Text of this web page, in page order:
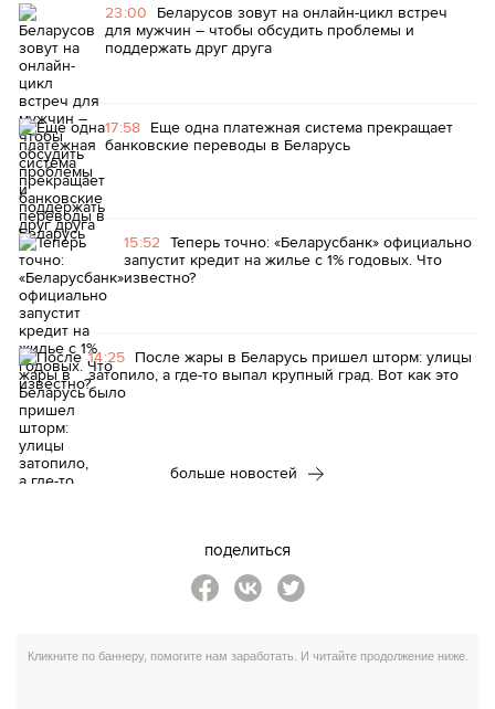
23:00 Беларусов зовут на онлайн-цикл встреч
для мужчин – чтобы обсудить проблемы и
поддержать друг друга
17:58 Еще одна платежная система прекращает
банковские переводы в Беларусь
15:52 Теперь точно: «Беларусбанк» официально
запустит кредит на жилье с 1% годовых. Что
известно?
14:25 После жары в Беларусь пришел шторм: улицы
затопило, а где-то выпал крупный град. Вот как это
было
больше новостей
поделиться